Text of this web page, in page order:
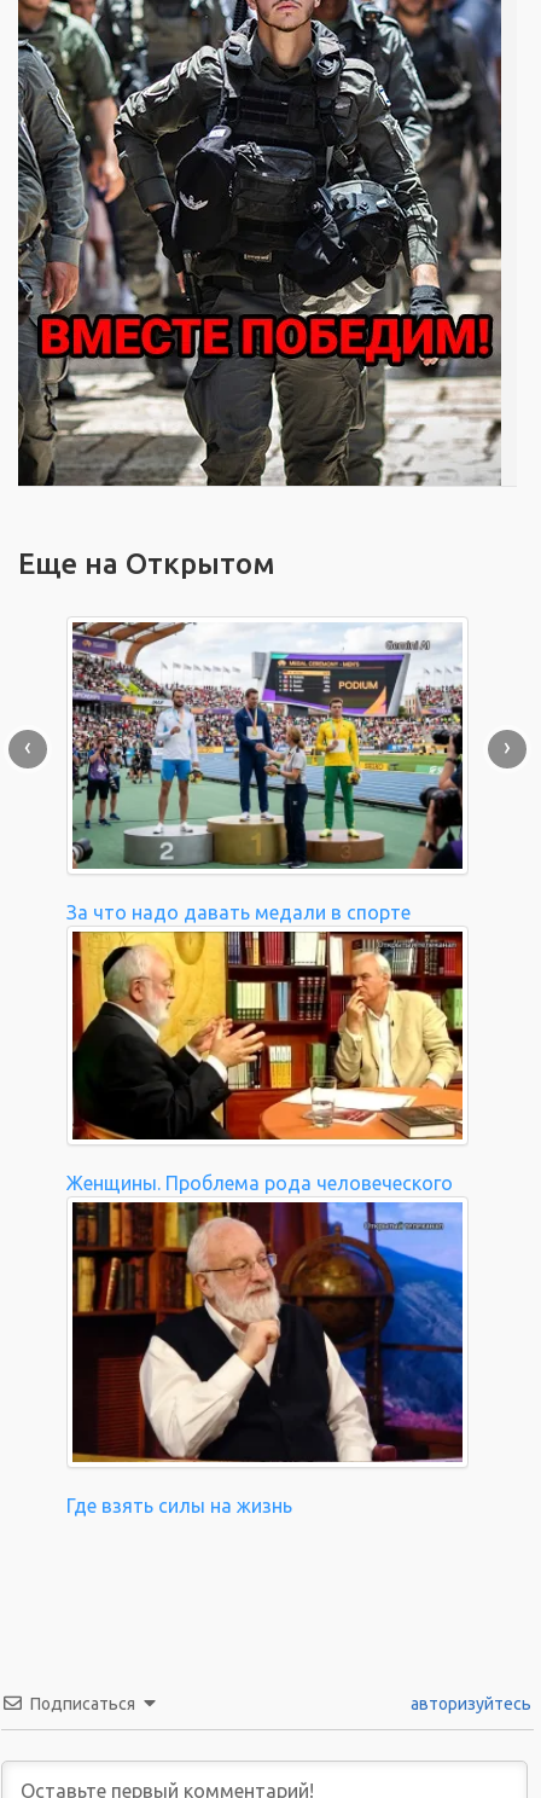
Еще на Открытом
За что надо давать медали в спорте
Женщины. Проблема рода человеческого
Где взять силы на жизнь
‹ ›
Подписаться авторизуйтесь